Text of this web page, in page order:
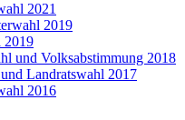
2021
2019
2019
und Volksabstimmung 2018
Landratswahl 2017
2016